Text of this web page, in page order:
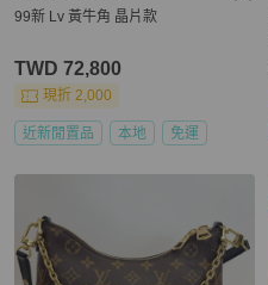
99新 Lv 黃牛角 晶片款
TWD 72,800
現折 2,000
近新閒置品 本地 免運